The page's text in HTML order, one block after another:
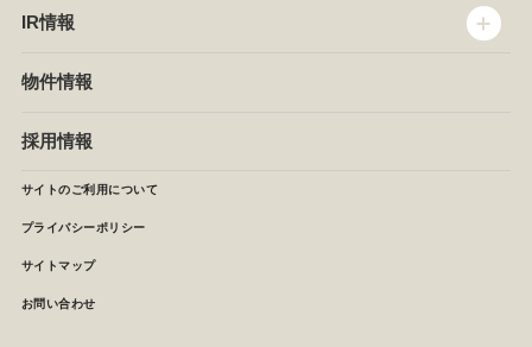
セントラルキッチン
NEWS
椿屋珈琲
イタリアンダイニングDONA
店舗検索
IR情報
IRニュース
月次報告
決算短信
株主の皆様へ
よくあるご質問 (株主優待制度)
物件情報
採用情報
サイトのご利用について
プライバシーポリシー
サイトマップ
お問い合わせ